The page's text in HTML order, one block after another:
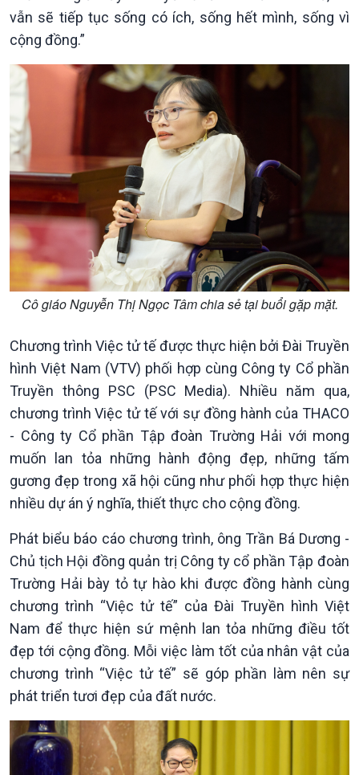
Xã hội
Tin Đời sống & Xã hội
360 độ Sức khỏe
Chuyển đổi Xanh
Tài nguyên và Môi trường
Chuyên gia của bạn
Xã hội chuyển động
Bước chân đến trường
Khoa học & Công nghệ
Tin Khoa học & Công nghệ
Kết nối công nghệ
Sống chung với biến đổi
khí hậu
Văn hoá & Du lịch
Tin Văn hoá & Du lịch
Chát với người nổi tiếng
Multimedia
Ảnh
Video
vẫn sẽ tiếp tục sống có ích, sống hết mình, sống vì
cộng đồng.”
Cô giáo Nguyễn Thị Ngọc Tâm chia sẻ tại buổi gặp mặt.
Chương trình Việc tử tế được thực hiện bởi Đài Truyền
hình Việt Nam (VTV) phối hợp cùng Công ty Cổ phần
Truyền thông PSC (PSC Media). Nhiều năm qua,
chương trình Việc tử tế với sự đồng hành của THACO
- Công ty Cổ phần Tập đoàn Trường Hải với mong
muốn lan tỏa những hành động đẹp, những tấm
gương đẹp trong xã hội cũng như phối hợp thực hiện
nhiều dự án ý nghĩa, thiết thực cho cộng đồng.
Phát biểu báo cáo chương trình, ông Trần Bá Dương -
Chủ tịch Hội đồng quản trị Công ty cổ phần Tập đoàn
Trường Hải bày tỏ tự hào khi được đồng hành cùng
chương trình “Việc tử tế” của Đài Truyền hình Việt
Nam để thực hiện sứ mệnh lan tỏa những điều tốt
đẹp tới cộng đồng. Mỗi việc làm tốt của nhân vật của
chương trình “Việc tử tế” sẽ góp phần làm nên sự
phát triển tươi đẹp của đất nước.